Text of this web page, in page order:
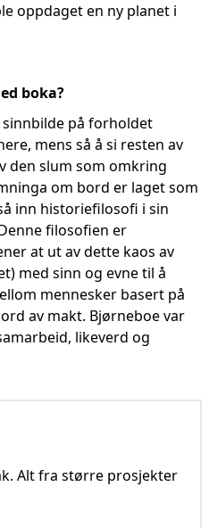
oppdaget en ny planet i
boka?
på forholdet
mens så å si resten av
den slum som omkring
om bord er laget som
inn historiefilosofi i sin
filosofien er
at ut av dette kaos av
med sinn og evne til å
mennesker basert på
av makt. Bjørneboe var
likeverd og
Alt fra større prosjekter